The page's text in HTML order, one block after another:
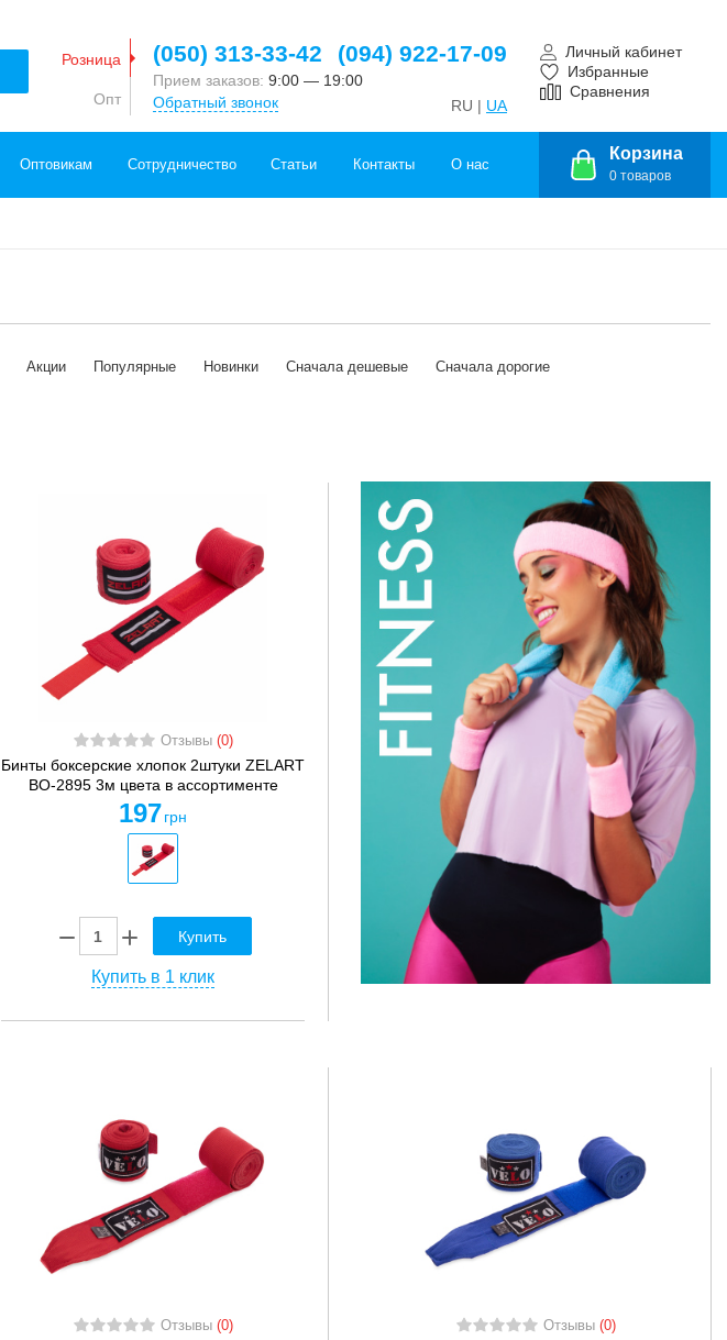
Розница
Опт
(050) 313-33-42 (094) 922-17-09
Прием заказов: 9:00 — 19:00
Обратный звонок
RU | UA
Личный кабинет
Избранные
Сравнения
Оптовикам Сотрудничество Статьи Контакты О нас
Корзина
0 товаров
Акции Популярные Новинки Сначала дешевые Сначала дорогие
Отзывы (0)
Бинты боксерские хлопок 2штуки ZELART
BO-2895 3м цвета в ассортименте
197 грн
Купить
Купить в 1 клик
Отзывы (0) Отзывы (0)